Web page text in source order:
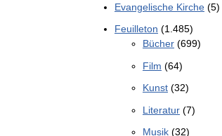
Evangelische Kirche (5)
Feuilleton (1.485)
Bücher (699)
Film (64)
Kunst (32)
Literatur (7)
Musik (32)